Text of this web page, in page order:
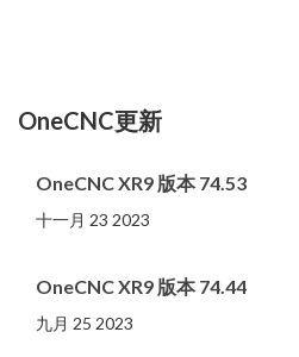
OneCNC更新
OneCNC XR9 版本 74.53
十一月 23 2023
OneCNC XR9 版本 74.44
九月 25 2023